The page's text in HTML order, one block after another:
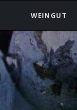
WEINGUT
Weinkeller
Reben